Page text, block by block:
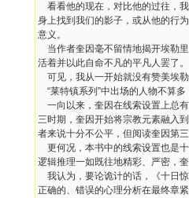
看看他的现在，对比他的过往，
身上找到我们的影子，或从他的行
意义。
当作者奎因毫不留情地揭开埃勒
活着并以此自命不凡的平凡人罢了。
可见，我从一开始就没有赞美埃
“莱特镇系列 ”中出场的人物不算多
一向以来，奎因在线索设置上总
三时期，奎因开始将宗教元素融入
者来说十分不公平，但阅读奎因第
更何况，本书中的线索设置也是
逻辑推理一如既往地精彩、严密，
我认为，要论诡计的话，《十日
正确的、错误的心理分析在最终章